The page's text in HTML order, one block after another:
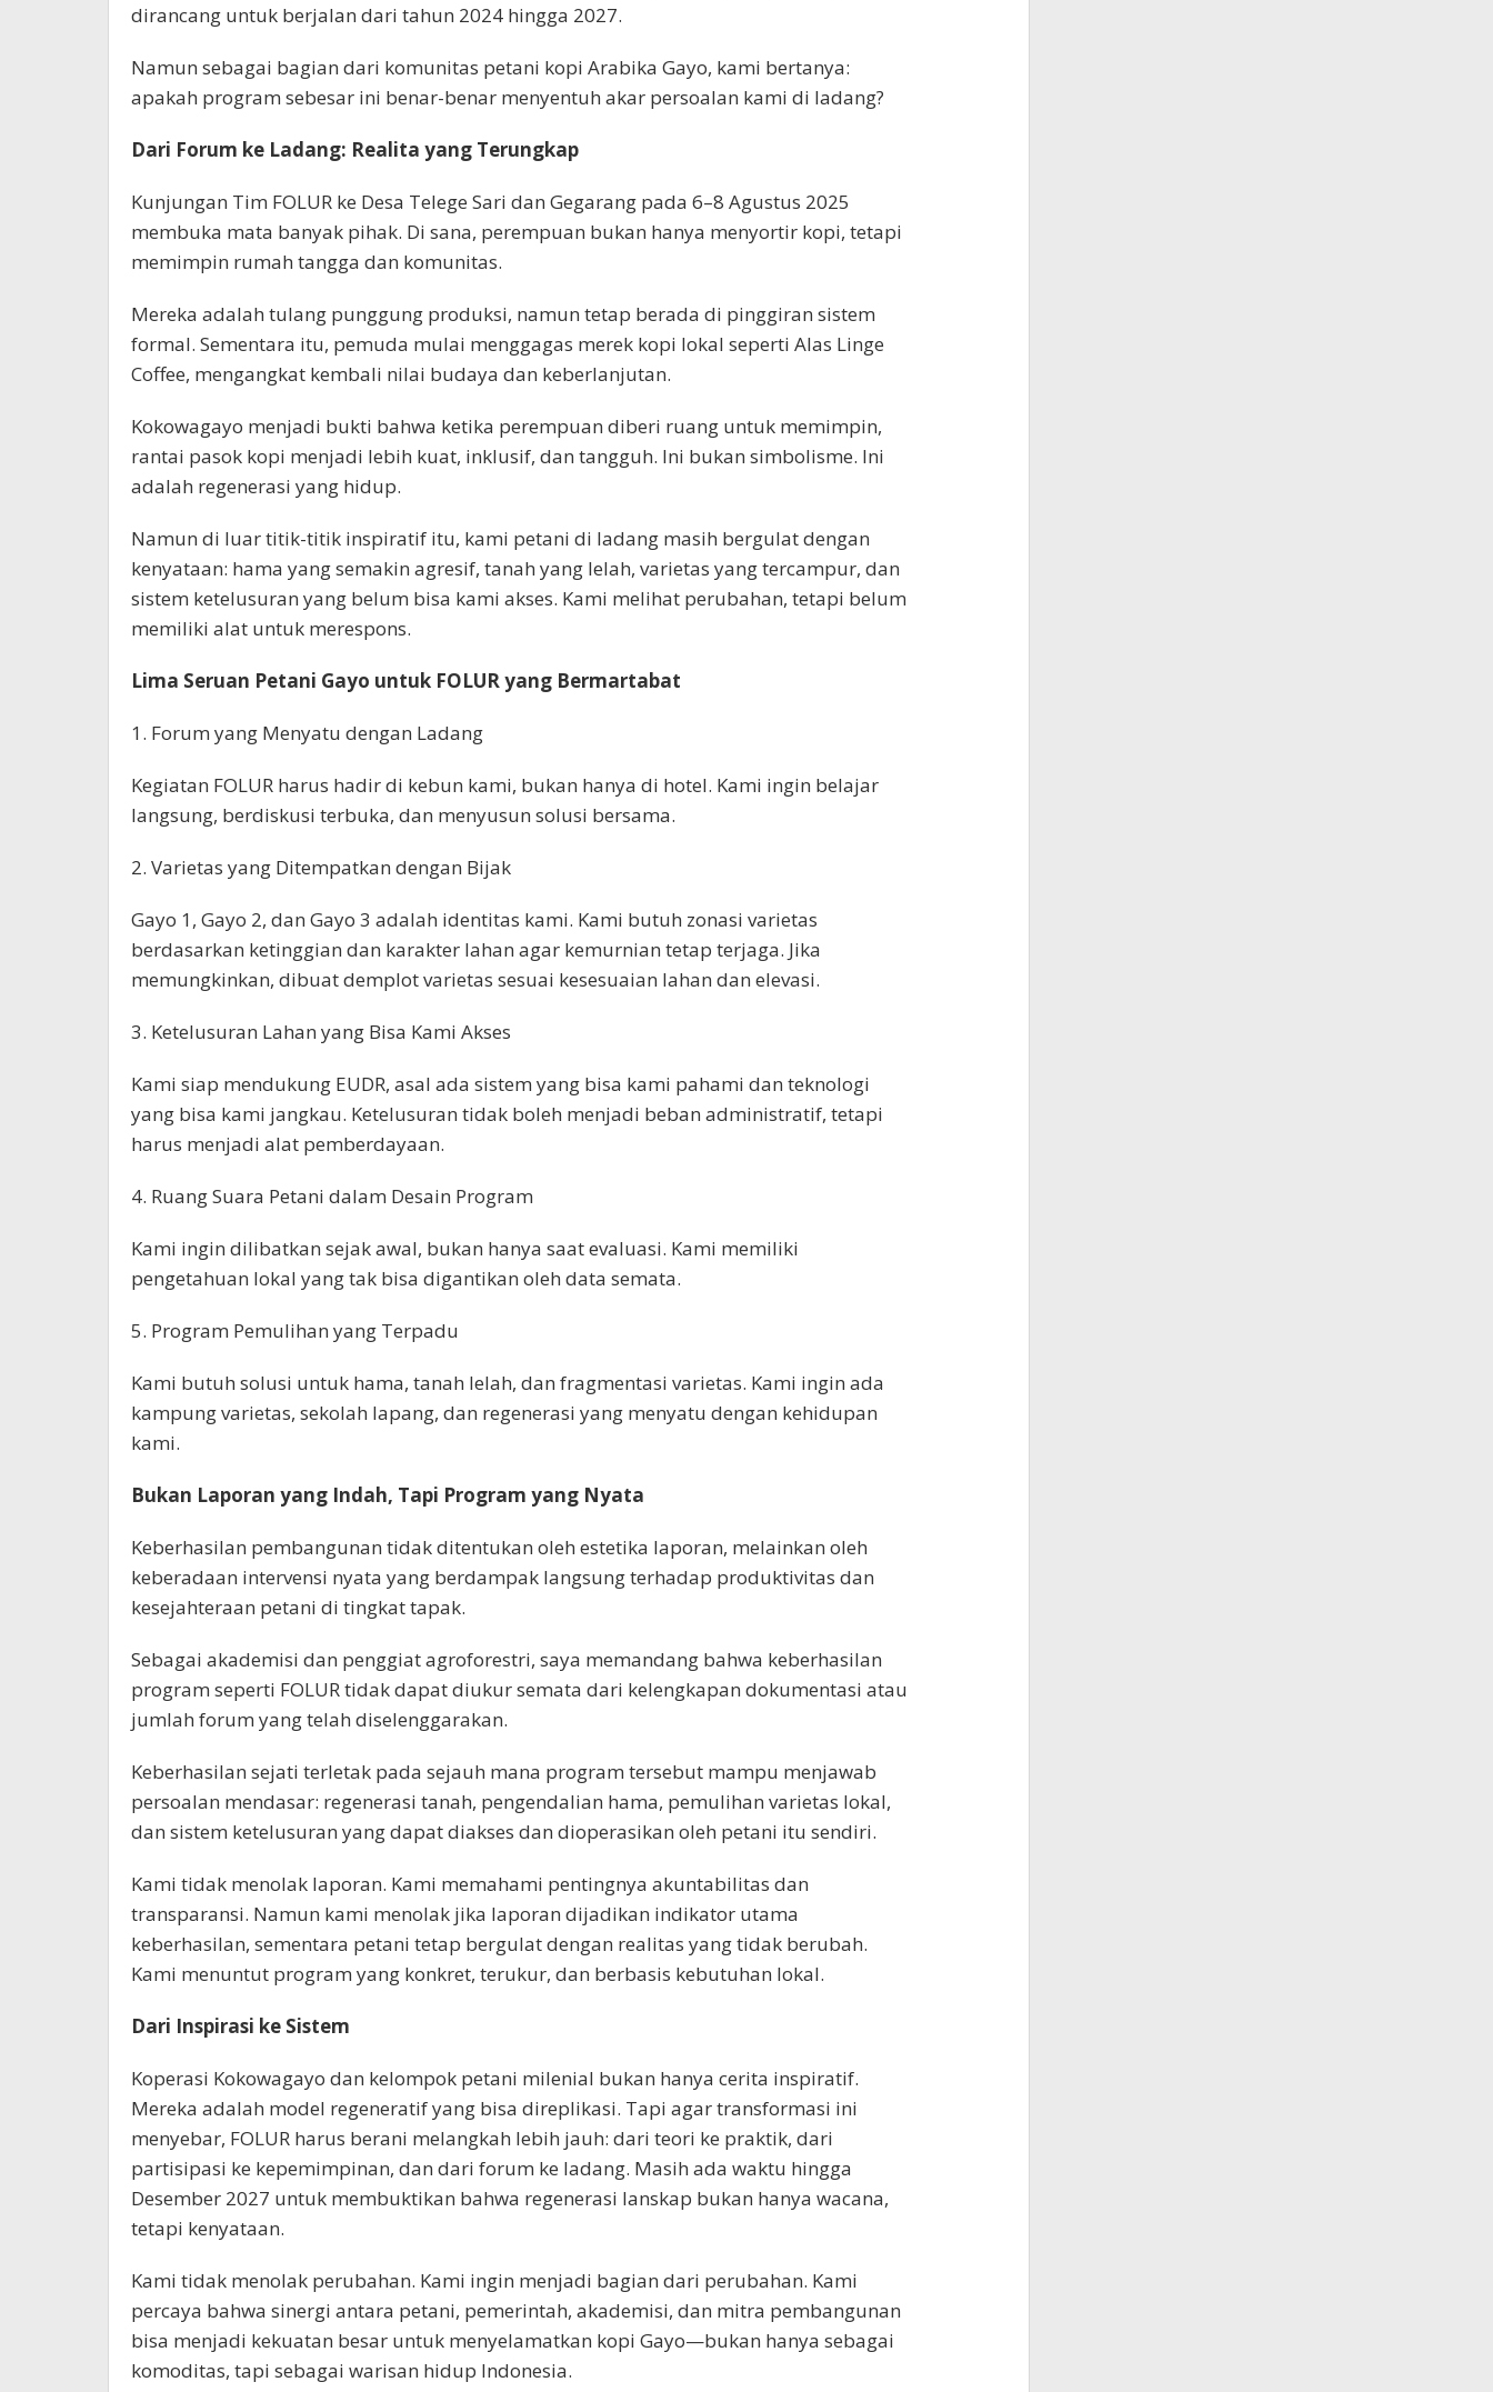
dirancang untuk berjalan dari tahun 2024 hingga 2027.
Namun sebagai bagian dari komunitas petani kopi Arabika Gayo, kami bertanya:
apakah program sebesar ini benar-benar menyentuh akar persoalan kami di ladang?
Dari Forum ke Ladang: Realita yang Terungkap
Kunjungan Tim FOLUR ke Desa Telege Sari dan Gegarang pada 6–8 Agustus 2025
membuka mata banyak pihak. Di sana, perempuan bukan hanya menyortir kopi, tetapi
memimpin rumah tangga dan komunitas.
Mereka adalah tulang punggung produksi, namun tetap berada di pinggiran sistem
formal. Sementara itu, pemuda mulai menggagas merek kopi lokal seperti Alas Linge
Coffee, mengangkat kembali nilai budaya dan keberlanjutan.
Kokowagayo menjadi bukti bahwa ketika perempuan diberi ruang untuk memimpin,
rantai pasok kopi menjadi lebih kuat, inklusif, dan tangguh. Ini bukan simbolisme. Ini
adalah regenerasi yang hidup.
Namun di luar titik-titik inspiratif itu, kami petani di ladang masih bergulat dengan
kenyataan: hama yang semakin agresif, tanah yang lelah, varietas yang tercampur, dan
sistem ketelusuran yang belum bisa kami akses. Kami melihat perubahan, tetapi belum
memiliki alat untuk merespons.
Lima Seruan Petani Gayo untuk FOLUR yang Bermartabat
1. Forum yang Menyatu dengan Ladang
Kegiatan FOLUR harus hadir di kebun kami, bukan hanya di hotel. Kami ingin belajar
langsung, berdiskusi terbuka, dan menyusun solusi bersama.
2. Varietas yang Ditempatkan dengan Bijak
Gayo 1, Gayo 2, dan Gayo 3 adalah identitas kami. Kami butuh zonasi varietas
berdasarkan ketinggian dan karakter lahan agar kemurnian tetap terjaga. Jika
memungkinkan, dibuat demplot varietas sesuai kesesuaian lahan dan elevasi.
3. Ketelusuran Lahan yang Bisa Kami Akses
Kami siap mendukung EUDR, asal ada sistem yang bisa kami pahami dan teknologi
yang bisa kami jangkau. Ketelusuran tidak boleh menjadi beban administratif, tetapi
harus menjadi alat pemberdayaan.
4. Ruang Suara Petani dalam Desain Program
Kami ingin dilibatkan sejak awal, bukan hanya saat evaluasi. Kami memiliki
pengetahuan lokal yang tak bisa digantikan oleh data semata.
5. Program Pemulihan yang Terpadu
Kami butuh solusi untuk hama, tanah lelah, dan fragmentasi varietas. Kami ingin ada
kampung varietas, sekolah lapang, dan regenerasi yang menyatu dengan kehidupan
kami.
Bukan Laporan yang Indah, Tapi Program yang Nyata
Keberhasilan pembangunan tidak ditentukan oleh estetika laporan, melainkan oleh
keberadaan intervensi nyata yang berdampak langsung terhadap produktivitas dan
kesejahteraan petani di tingkat tapak.
Sebagai akademisi dan penggiat agroforestri, saya memandang bahwa keberhasilan
program seperti FOLUR tidak dapat diukur semata dari kelengkapan dokumentasi atau
jumlah forum yang telah diselenggarakan.
Keberhasilan sejati terletak pada sejauh mana program tersebut mampu menjawab
persoalan mendasar: regenerasi tanah, pengendalian hama, pemulihan varietas lokal,
dan sistem ketelusuran yang dapat diakses dan dioperasikan oleh petani itu sendiri.
Kami tidak menolak laporan. Kami memahami pentingnya akuntabilitas dan
transparansi. Namun kami menolak jika laporan dijadikan indikator utama
keberhasilan, sementara petani tetap bergulat dengan realitas yang tidak berubah.
Kami menuntut program yang konkret, terukur, dan berbasis kebutuhan lokal.
Dari Inspirasi ke Sistem
Koperasi Kokowagayo dan kelompok petani milenial bukan hanya cerita inspiratif.
Mereka adalah model regeneratif yang bisa direplikasi. Tapi agar transformasi ini
menyebar, FOLUR harus berani melangkah lebih jauh: dari teori ke praktik, dari
partisipasi ke kepemimpinan, dan dari forum ke ladang. Masih ada waktu hingga
Desember 2027 untuk membuktikan bahwa regenerasi lanskap bukan hanya wacana,
tetapi kenyataan.
Kami tidak menolak perubahan. Kami ingin menjadi bagian dari perubahan. Kami
percaya bahwa sinergi antara petani, pemerintah, akademisi, dan mitra pembangunan
bisa menjadi kekuatan besar untuk menyelamatkan kopi Gayo—bukan hanya sebagai
komoditas, tapi sebagai warisan hidup Indonesia.